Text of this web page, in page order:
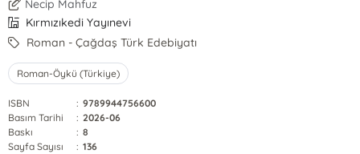
Necip Mahfuz
Kırmızıkedi Yayınevi
Roman - Çağdaş Türk Edebiyatı
Roman-Öykü (Türkiye)
ISBN : 9789944756600
Basım Tarihi
: 2026-06
Baskı
: 8
Sayfa Sayısı
: 136